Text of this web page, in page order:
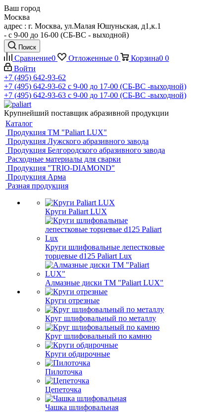
Ваш город
Москва
адрес : г. Москва, ул.Малая Юшуньская, д1,к.1
- c 9-00 до 16-00 (СБ-ВС - выходной)
Поиск
Сравнение0 Отложенные 0 Корзина0 0
Войти
+7 (495) 642-93-62
+7 (495) 642-93-62 c 9-00 до 17-00 (СБ-ВС -выходной)
+7 (495) 642-93-63 c 9-00 до 17-00 (СБ-ВС -выходной)
Крупнейший поставщик абразивной продукции
Каталог
Продукция ТМ "Paliart LUX"
Продукция Лужского абразивного завода
Продукция Белгородского абразивного завода
Расходные материалы для сварки
Продукция "TRIO-DIAMOND"
Продукция Арма
Разная продукция
Круги Paliart LUX
Круги шлифовальные лепестковые
торцевые d125 Paliart Lux
Алмазные диски ТМ "Paliart LUX"
Круги отрезные
Круг шлифовальный по металлу
Круг шлифовальный по камню
Круги обдирочные
Пилоточка
Цепеточка
Чашка шлифовальная